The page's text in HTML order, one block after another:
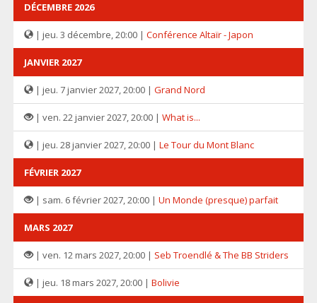
DÉCEMBRE 2026
| jeu. 3 décembre, 20:00 | Conférence Altaïr - Japon
JANVIER 2027
| jeu. 7 janvier 2027, 20:00 | Grand Nord
| ven. 22 janvier 2027, 20:00 | What is...
| jeu. 28 janvier 2027, 20:00 | Le Tour du Mont Blanc
FÉVRIER 2027
| sam. 6 février 2027, 20:00 | Un Monde (presque) parfait
MARS 2027
| ven. 12 mars 2027, 20:00 | Seb Troendlé & The BB Striders
| jeu. 18 mars 2027, 20:00 | Bolivie